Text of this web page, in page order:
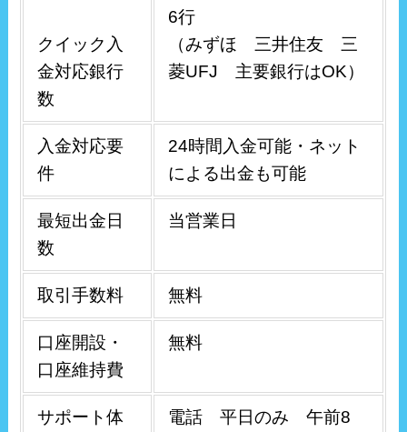
クイック入
金対応銀行
数
6行
（みずほ 三井住友 三
菱UFJ 主要銀行はOK）
入金対応要
件
24時間入金可能・ネット
による出金も可能
最短出金日
数
当営業日
取引手数料 無料
口座開設・
口座維持費
無料
サポート体
電話 平日のみ 午前8